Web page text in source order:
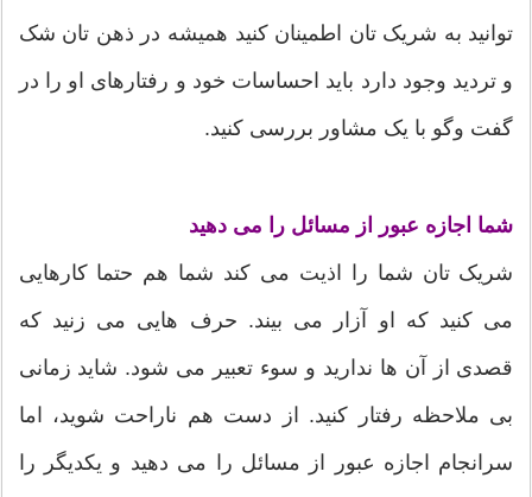
توانید به شریک تان اطمینان کنید همیشه در ذهن تان شک
و تردید وجود دارد باید احساسات خود و رفتارهای او را در
گفت وگو با یک مشاور بررسی کنید.
شما اجازه عبور از مسائل را می دهید
شریک تان شما را اذیت می کند شما هم حتما کارهایی
می کنید که او آزار می بیند. حرف هایی می زنید که
قصدی از آن ها ندارید و سوء تعبیر می شود. شاید زمانی
بی ملاحظه رفتار کنید. از دست هم ناراحت شوید، اما
سرانجام اجازه عبور از مسائل را می دهید و یکدیگر را